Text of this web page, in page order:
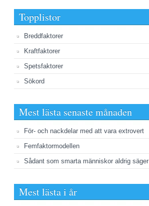
Topplistor
Breddfaktorer
Kraftfaktorer
Spetsfaktorer
Sökord
Mest lästa senaste månaden
För- och nackdelar med att vara extrovert
Femfaktormodellen
Sådant som smarta människor aldrig säger
Mest lästa i år